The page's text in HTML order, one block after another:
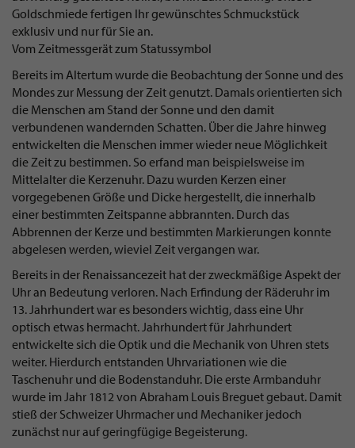
Goldschmiede fertigen Ihr gewünschtes Schmuckstück
exklusiv und nur für Sie an.
Vom Zeitmessgerät zum Statussymbol
Bereits im Altertum wurde die Beobachtung der Sonne und des
Mondes zur Messung der Zeit genutzt. Damals orientierten sich
die Menschen am Stand der Sonne und den damit
verbundenen wandernden Schatten. Über die Jahre hinweg
entwickelten die Menschen immer wieder neue Möglichkeit
die Zeit zu bestimmen. So erfand man beispielsweise im
Mittelalter die Kerzenuhr. Dazu wurden Kerzen einer
vorgegebenen Größe und Dicke hergestellt, die innerhalb
einer bestimmten Zeitspanne abbrannten. Durch das
Abbrennen der Kerze und bestimmten Markierungen konnte
abgelesen werden, wieviel Zeit vergangen war.
Bereits in der Renaissancezeit hat der zweckmäßige Aspekt der
Uhr an Bedeutung verloren. Nach Erfindung der Räderuhr im
13. Jahrhundert war es besonders wichtig, dass eine Uhr
optisch etwas hermacht. Jahrhundert für Jahrhundert
entwickelte sich die Optik und die Mechanik von Uhren stets
weiter. Hierdurch entstanden Uhrvariationen wie die
Taschenuhr und die Bodenstanduhr. Die erste Armbanduhr
wurde im Jahr 1812 von Abraham Louis Breguet gebaut. Damit
stieß der Schweizer Uhrmacher und Mechaniker jedoch
zunächst nur auf geringfügige Begeisterung.